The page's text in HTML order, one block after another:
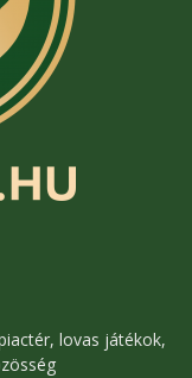
lovas játékok,